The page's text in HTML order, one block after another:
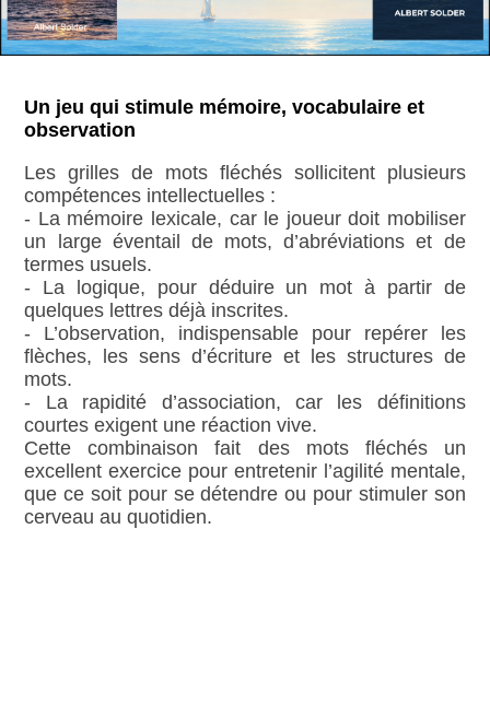
Un jeu qui stimule mémoire, vocabulaire et
observation
Les grilles de mots fléchés sollicitent plusieurs
compétences intellectuelles :
- La mémoire lexicale, car le joueur doit mobiliser
un large éventail de mots, d’abréviations et de
termes usuels.
- La logique, pour déduire un mot à partir de
quelques lettres déjà inscrites.
- L’observation, indispensable pour repérer les
flèches, les sens d’écriture et les structures de
mots.
- La rapidité d’association, car les définitions
courtes exigent une réaction vive.
Cette combinaison fait des mots fléchés un
excellent exercice pour entretenir l’agilité mentale,
que ce soit pour se détendre ou pour stimuler son
cerveau au quotidien.